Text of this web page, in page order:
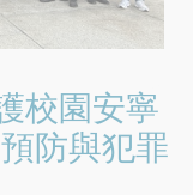
校園安寧
防與犯罪